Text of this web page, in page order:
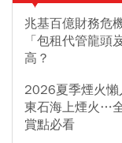
兆基百億財務危
「包租代管龍頭
高？
2026夏季煙火懶
東石海上煙火…
賞點必看